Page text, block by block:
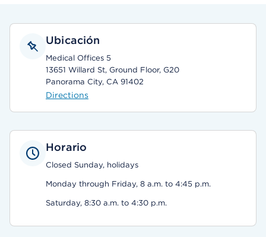
Ubicación
Medical Offices 5
13651 Willard St, Ground Floor, G20
Panorama City, CA 91402
Directions
Horario
Closed Sunday, holidays
Monday through Friday, 8 a.m. to 4:45 p.m.
Saturday, 8:30 a.m. to 4:30 p.m.